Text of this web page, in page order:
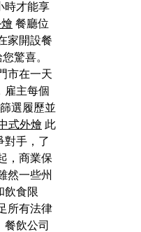
時才能享
餐廳位
家開設餐
驚喜。
市在一天
雇主每個
選履歷並
式外燴 此
對手，了
，商業保
然一些州
飲食限
所有法律
飲公司